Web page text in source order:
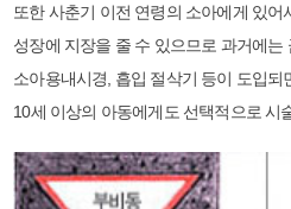
또한 사춘기 이전 연령의 소아에게 있어
성장에 지장을 줄 수 있으므로 과거에는
소아용내시경, 흡입 절삭기 등이 도입
10세 이상의 아동에게도 선택적으로 시